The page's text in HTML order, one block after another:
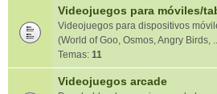
Videojuegos para móviles/
Videojuegos para dispositivos
(World of Goo, Osmos, Angry Birds,
Temas: 11
Videojuegos arcade